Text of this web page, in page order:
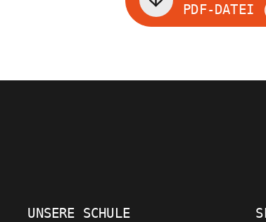
PDF-DATEI
UNSERE SCHULE